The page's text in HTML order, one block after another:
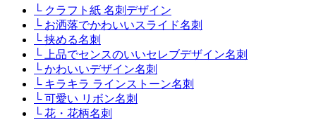
└ クラフト紙 名刺デザイン
└ お洒落でかわいいスライド名刺
└ 挟める名刺
└ 上品でセンスのいいセレブデザイン名刺
└ かわいいデザイン名刺
└ キラキラ ラインストーン名刺
└ 可愛い リボン名刺
└ 花・花柄名刺